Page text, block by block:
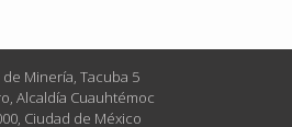
de Minería, Tacuba 5
Alcaldía Cuauhtémoc
Ciudad de México